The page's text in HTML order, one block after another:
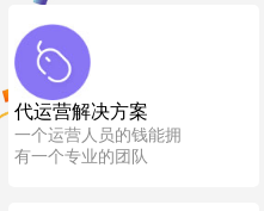
代运营解决方案
一个运营人员的钱能拥
有一个专业的团队